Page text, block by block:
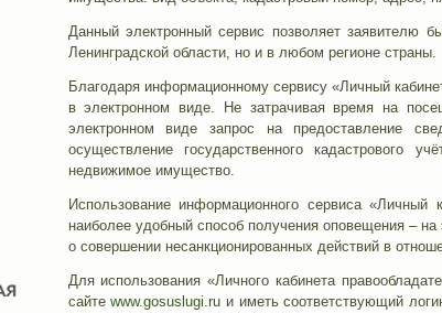
Данный электронный сервис позволяет заявителю
Ленинградской области, но и в любом регионе страны.
Благодаря информационному сервису «Личный
в электронном виде. Не затрачивая время на
электронном виде запрос на предоставление
осуществление государственного кадастрового
недвижимое имущество.
Использование информационного сервиса «Личный
наиболее удобный способ получения оповещения –
о совершении несанкционированных действий в
Для использования «Личного кабинета
сайтеwww.gosuslugi.ru и иметь соответствующий